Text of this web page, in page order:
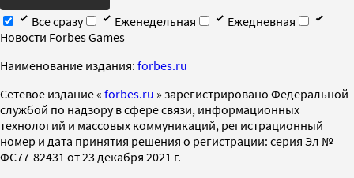
Все сразу
Еженедельная
Ежедневная
Новости Forbes Games
Наименование издания: forbes.ru
Cетевое издание « forbes.ru » зарегистрировано Федеральной
службой по надзору в сфере связи, информационных
технологий и массовых коммуникаций, регистрационный
номер и дата принятия решения о регистрации: серия Эл №
ФС77-82431 от 23 декабря 2021 г.